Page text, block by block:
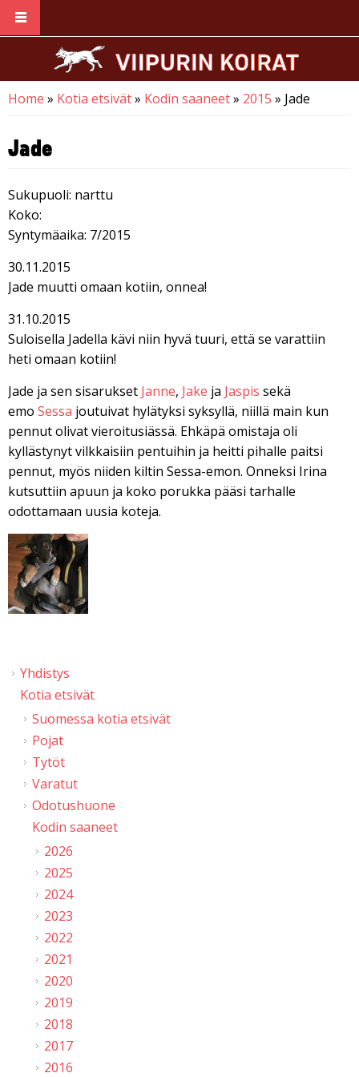
Skip to main content
You are here
Home » Kotia etsivät» Kodin saaneet» 2015 » Jade
Jade
Sukupuoli: narttu
Koko:
Syntymäaika: 7/2015
30.11.2015
Jade muutti omaan kotiin, onnea!
31.10.2015
Suloisella Jadella kävi niin hyvä tuuri, että se varattiin
heti omaan kotiin!
Jade ja sen sisarukset Janne, Jake ja Jaspis sekä
emo Sessa joutuivat hylätyksi syksyllä, niillä main kun
pennut olivat vieroitusiässä. Ehkäpä omistaja oli
kyllästynyt vilkkaisiin pentuihin ja heitti pihalle paitsi
pennut, myös niiden kiltin Sessa-emon. Onneksi Irina
kutsuttiin apuun ja koko porukka pääsi tarhalle
odottamaan uusia koteja.
Yhdistys
Kotia etsivät
Suomessa kotia etsivät
Pojat
Tytöt
Varatut
Odotushuone
Kodin saaneet
2026
2025
2024
2023
2022
2021
2020
2019
2018
2017
2016